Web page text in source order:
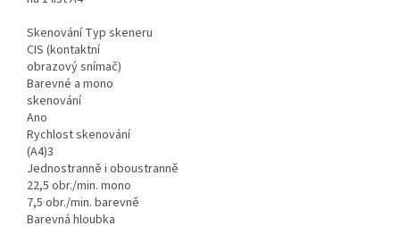
Skenování Typ skeneru
CIS (kontaktní
obrazový snímač)
Barevné a mono
skenování
Ano
Rychlost skenování
(A4)3
Jednostranně i oboustranně
22,5 obr./min. mono
7,5 obr./min. barevně
Barevná hloubka